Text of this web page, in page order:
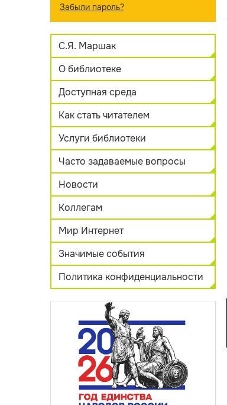
Забыли пароль?
С.Я. Маршак
О библиотеке
Доступная среда
Как стать читателем
Услуги библиотеки
Часто задаваемые вопросы
Новости
Коллегам
Мир Интернет
Значимые события
Политика конфиденциальности